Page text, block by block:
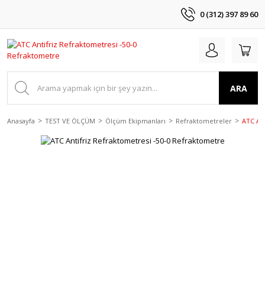
0 (312) 397 89 60
ARA
Anasayfa TEST VE ÖLÇÜM Ölçüm Ekipmanları Refraktometreler ATC